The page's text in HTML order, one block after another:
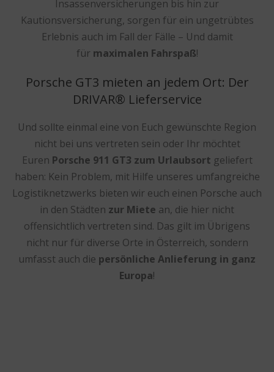
Insassenversicherungen bis hin zur
Kautionsversicherung, sorgen für ein ungetrübtes
Erlebnis auch im Fall der Fälle – Und damit
für maximalen Fahrspaß!
Porsche GT3 mieten an jedem Ort: Der
DRIVAR® Lieferservice
Und sollte einmal eine von Euch gewünschte Region
nicht bei uns vertreten sein oder Ihr möchtet
Euren Porsche 911 GT3 zum Urlaubsort geliefert
haben: Kein Problem, mit Hilfe unseres umfangreiche
Logistiknetzwerks bieten wir euch einen Porsche auch
in den Städten zur Miete an, die hier nicht
offensichtlich vertreten sind. Das gilt im Übrigens
nicht nur für diverse Orte in Österreich, sondern
umfasst auch die persönliche Anlieferung in ganz
Europa!